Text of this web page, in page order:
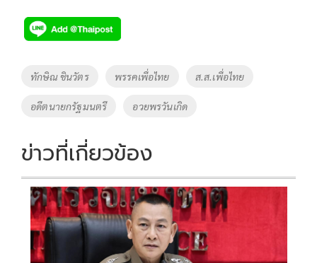
e
b
o
k
tt
er
p
y
Li
n
k
Tags
ทักษิณ ชินวัตร พรรคเพื่อไทย ส.ส.เพื่อไทย
อดีตนายกรัฐมนตรี อวยพรวันเกิด
ข่าวที่เกี่ยวข้อง